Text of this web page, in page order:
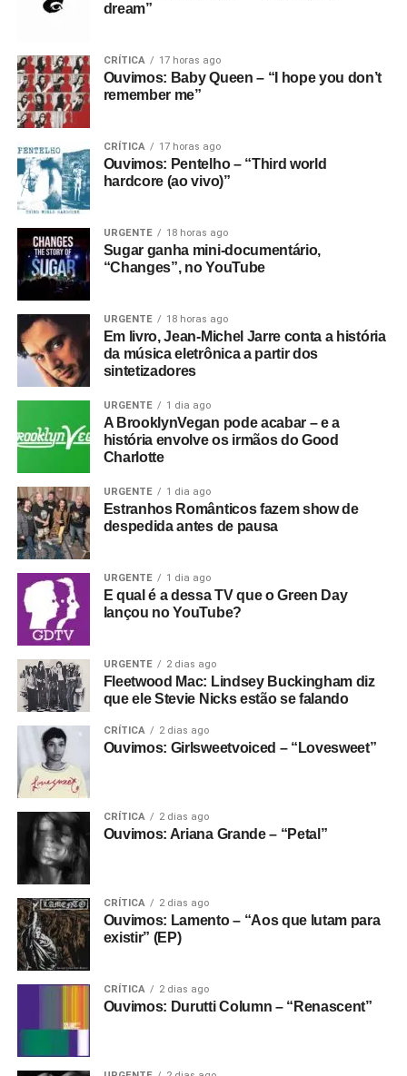
dream”
CRÍTICA 17 horas ago
Ouvimos: Baby Queen – “I hope you don’t
remember me”
CRÍTICA 17 horas ago
Ouvimos: Pentelho – “Third world
hardcore (ao vivo)”
URGENTE 18 horas ago
Sugar ganha mini-documentário,
“Changes”, no YouTube
URGENTE 18 horas ago
Em livro, Jean-Michel Jarre conta a história
da música eletrônica a partir dos
sintetizadores
URGENTE 1 dia ago
A BrooklynVegan pode acabar – e a
história envolve os irmãos do Good
Charlotte
URGENTE 1 dia ago
Estranhos Românticos fazem show de
despedida antes de pausa
URGENTE 1 dia ago
E qual é a dessa TV que o Green Day
lançou no YouTube?
URGENTE 2 dias ago
Fleetwood Mac: Lindsey Buckingham diz
que ele Stevie Nicks estão se falando
CRÍTICA 2 dias ago
Ouvimos: Girlsweetvoiced – “Lovesweet”
CRÍTICA 2 dias ago
Ouvimos: Ariana Grande – “Petal”
CRÍTICA 2 dias ago
Ouvimos: Lamento – “Aos que lutam para
existir” (EP)
CRÍTICA 2 dias ago
Ouvimos: Durutti Column – “Renascent”